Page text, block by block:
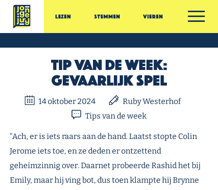
Ga door naar inhoud
Jonge Jury
Lezen Stemmen Vieren
Tip van de Week:
Gevaarlijk spel
14 oktober 2024
Ruby Westerhof
Tips van de week
“Ach, er is iets raars aan de hand. Laatst stopte Colin
Jerome iets toe, en ze deden er ontzettend
geheimzinnig over. Daarnet probeerde Rashid het bij
Emily, maar hij ving bot, dus toen klampte hij Brynne